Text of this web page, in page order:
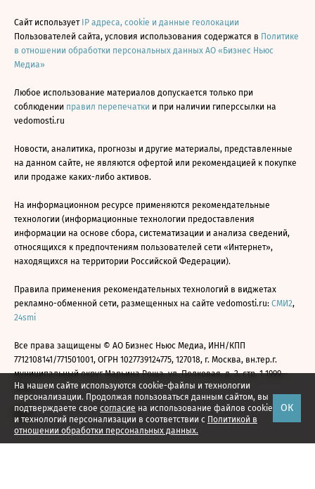
На нашем сайте используются cookie-файлы и технологии
персонализации. Продолжая пользоваться данным сайтом, вы
подтверждаете свое согласие на использование файлов cookie
и технологий персонализации в соответствии с Политикой в
отношении обработки персональных данных.
ОК
Сайт использует IP адреса, cookie и данные геолокации
Пользователей сайта, условия использования содержатся в Политике
в отношении обработки персональных данных АО «Бизнес Ньюс
Медиа»
Любое использование материалов допускается только при
соблюдении правил перепечатки и при наличии гиперссылки на
vedomosti.ru
Новости, аналитика, прогнозы и другие материалы, представленные
на данном сайте, не являются офертой или рекомендацией к покупке
или продаже каких-либо активов.
На информационном ресурсе применяются рекомендательные
технологии (информационные технологии предоставления
информации на основе сбора, систематизации и анализа сведений,
относящихся к предпочтениям пользователей сети «Интернет»,
находящихся на территории Российской Федерации).
Правила применения рекомендательных технологий в виджетах
рекламно-обменной сети, размещенных на сайте vedomosti.ru: СМИ2,
24smi
Все права защищены © АО Бизнес Ньюс Медиа, ИНН/КПП
7712108141/771501001, ОГРН 1027739124775, 127018, г. Москва, вн.тер.г.
муниципальный округ Марьина Роща, ул. Полковая, д. 3, стр. 1 1999—
2026